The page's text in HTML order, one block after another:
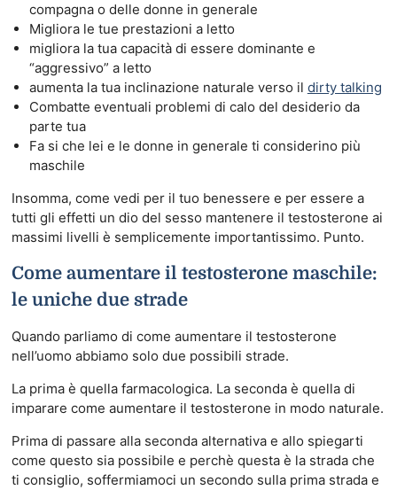
compagna o delle donne in generale
Migliora le tue prestazioni a letto
migliora la tua capacità di essere dominante e
“aggressivo” a letto
aumenta la tua inclinazione naturale verso il dirty talking
Combatte eventuali problemi di calo del desiderio da
parte tua
Fa si che lei e le donne in generale ti considerino più
maschile
Insomma, come vedi per il tuo benessere e per essere a
tutti gli effetti un dio del sesso mantenere il testosterone ai
massimi livelli è semplicemente importantissimo. Punto.
Come aumentare il testosterone maschile:
le uniche due strade
Quando parliamo di come aumentare il testosterone
nell’uomo abbiamo solo due possibili strade.
La prima è quella farmacologica. La seconda è quella di
imparare come aumentare il testosterone in modo naturale.
Prima di passare alla seconda alternativa e allo spiegarti
come questo sia possibile e perchè questa è la strada che
ti consiglio, soffermiamoci un secondo sulla prima strada e